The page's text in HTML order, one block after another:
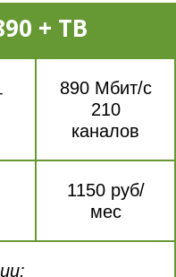
+ ТВ
890 Мбит/с
210
каналов
1150 руб/
мес